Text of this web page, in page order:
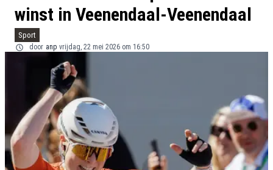
winst in Veenendaal-Veenendaal
Sport
door anp vrijdag, 22 mei 2026 om 16:50